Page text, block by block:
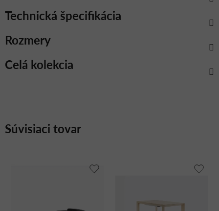
Celá kolekcia
Rozmery
Technická špecifikácia
Súvisiaci tovar